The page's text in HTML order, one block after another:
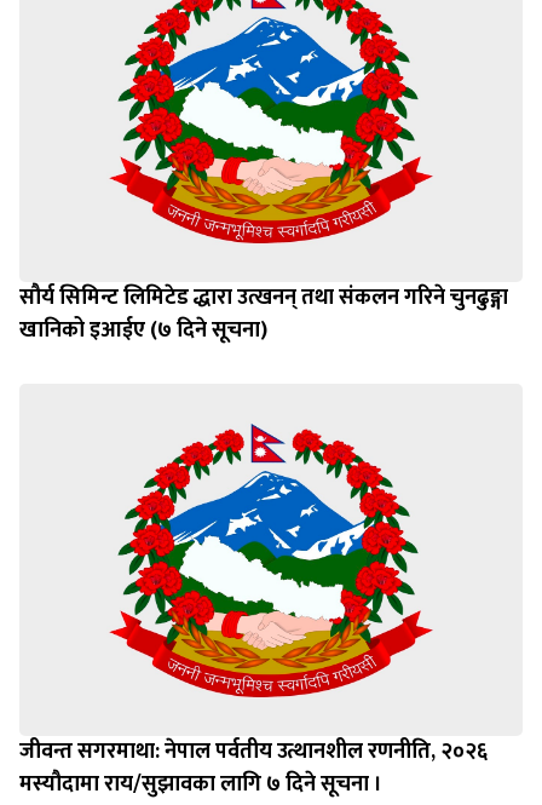
सौर्य सिमिन्ट लिमिटेड द्धारा उत्खनन् तथा संकलन गरिने चुनढुङ्गा
खानिको इआईए (७ दिने सूचना)
जीवन्त सगरमाथा: नेपाल पर्वतीय उत्थानशील रणनीति, २०२६
मस्यौदामा राय/सुझावका लागि ७ दिने सूचना ।